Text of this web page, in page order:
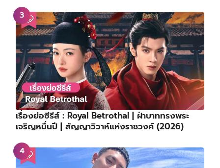
เรื่องย่อซีรีส์ : Royal Betrothal | ฝ่าบาททรงพระ
เจริญหมื่นปี | สัญญาวิวาห์แห่งราชวงศ์ (2026)